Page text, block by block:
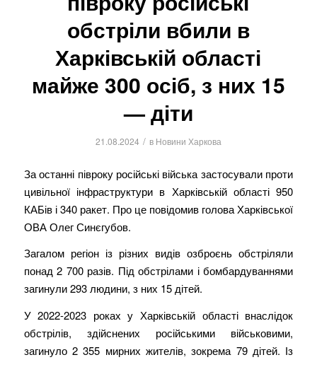
обстріли вбили в
Харківській області
майже 300 осіб, з них 15
— діти
21.08.2024 / в Новини Харкова
За останні півроку російські війська застосували проти
цивільної інфраструктури в Харківській області 950
КАБів і 340 ракет. Про це повідомив голова Харківської
ОВА Олег Синєгубов.
Загалом регіон із різних видів озброєнь обстріляли
понад 2 700 разів. Під обстрілами і бомбардуваннями
загинули 293 людини, з них 15 дітей.
У 2022-2023 роках у Харківській області внаслідок
обстрілів, здійснених російськими військовими,
загинуло 2 355 мирних жителів, зокрема 79 дітей. Із